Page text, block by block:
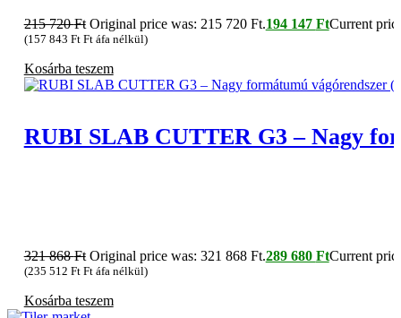
215 720Ft Original price was: 215 720 Ft.194 147 FtCurrent
(157 843 FtFt áfa nélkül)
Kosárba teszem
RUBI SLAB CUTTER G3 – Nagy
321 868Ft Original price was: 321 868 Ft.289 680 FtCurrent
(235 512 FtFt áfa nélkül)
Kosárba teszem